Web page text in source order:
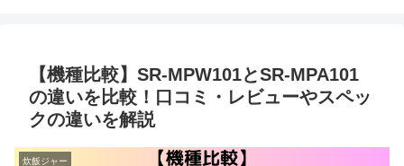
【機種比較】SR-MPW101とSR-MPA101
の違いを比較！口コミ・レビューやスペッ
クの違いを解説
炊飯ジャー